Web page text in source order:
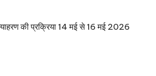
की प्रक्रिया 14 मई से 16 मई 2026